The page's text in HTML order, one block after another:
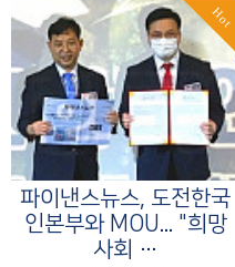
Hot
파이낸스뉴스, 도전한국
인본부와 MOU... "희망
사회 …